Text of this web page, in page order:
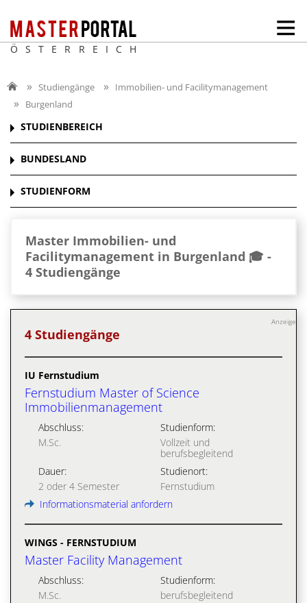
ÖSTERREICH
Studiengänge
Immobilien- und Facilitymanagement
Burgenland
STUDIENBEREICH
BUNDESLAND
STUDIENFORM
Master Immobilien- und
Facilitymanagement in Burgenland 🎓 -
4 Studiengänge
Anzeige
4 Studiengänge
IU Fernstudium
Fernstudium Master of Science
Immobilienmanagement
Abschluss:
M.Sc.
Studienform:
Vollzeit und
berufsbegleitend
Dauer:
2 oder 4 Semester
Studienort:
Fernstudium
Informationsmaterial anfordern
WINGS - FERNSTUDIUM
Master Facility Management
Abschluss:
M.Sc.
Studienform:
berufsbegleitend